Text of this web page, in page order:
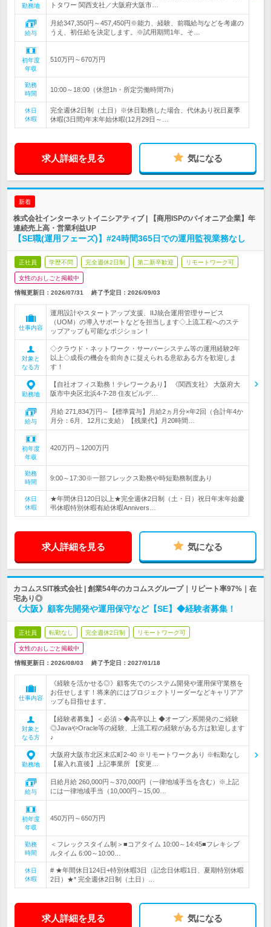
勤務地
トタワー 関西支社／大阪府大阪市…
給与
月給347,350円～457,450円※能力、経験、前職給与などを考慮の
うえ、初任給を決定します。※試用期間1年。そ…
初年度
年収
510万円～670万円
勤務
時間
10:00～18:00（休憩1h・所定労働時間7h）
休日
休暇
完全週休2日制（土日）※休日勤務した場合、代休あり祝日夏季
休暇(3日間)年末年始休暇(12月29日～…
求人詳細を見る 気になる
新着
株式会社インターネットイニシアティブ | 【商用ISPのパイオニア企業】年
連続売上高・営業利益UP
【SE職(運用フェーズ)】#24時間365日での運用監視業務なし
正社員 学歴不問 完全週休2日制 第二新卒歓迎 リモートワーク可
女性のおしごと掲載中
情報更新日：2026/07/31 終了予定日： 2026/09/03
仕事内容
運用設計やスタートアップ支援、IIJ統合運用管理サービス
（UOM）の導入サポートなどを担当します◇上流工程へのステ
ップアップも可能なポジション！
対象と
なる方
◇クラウド・ネットワーク・サーバーシステム等の運用経験2年
以上◇成長の機会を前向きに捉えられる意欲ある方を歓迎しま
す！
勤務地
【自社オフィス勤務！テレワークあり】 《関西支社》 大阪府大
阪市中央区北浜4-7-28 住友ビルデ…
給与
月給 271,834万円～【標準賞与】月給2ヵ月分×年2回（合計年4か
月分：6月、12月に支給）【残業代】月20時間…
初年度
年収
420万円～1200万円
勤務
時間
9:00～17:30※一部フレックス勤務や時短勤務制度あり
休日
休暇
★年間休日120日以上★完全週休2日制（土・日）祝日年末年始慶
弔休暇特別休暇有給休暇Annivers…
求人詳細を見る 気になる
カコムスSIT株式会社 | 創業54年のカコムスグループ｜リピート率97%｜在
宅あり◎
《大阪》顧客先開発や運用保守など【SE】◆経験者募集！
正社員 転勤なし 完全週休2日制 リモートワーク可
女性のおしごと掲載中
情報更新日：2026/08/03 終了予定日： 2027/01/18
仕事内容
《経験を活かせる◎》顧客先でのシステム開発や運用保守業務を
お任せします！将来的にはプロジェクトリーダーなどキャリアア
ップも目指せます。
対象と
なる方
【経験者募集】＜必須＞◆高卒以上 ◆オープン系開発のご経験
◎JavaやOracle等の経験、上流工程の経験がある方は歓迎します
♪
勤務地
大阪府大阪市北区末広町2-40 ※リモートワークあり ※転勤なし
【雇入れ直後】上記事業所 【変更…
給与
日給月給 260,000円～370,000円（一律地域手当を含む）※上記
には一律地域手当（10,000円～15,00…
初年度
年収
450万円～650万円
勤務
時間
＜フレックスタイム制＞■コアタイム 10:00～14:45■フレキシブ
ルタイム 6:00～10:00…
休日
休暇
# ★年間休日124日+特別休暇3日（記念日休暇1日、夏期特別休暇
2日）★* 完全週休2日制（土日）…
求人詳細を見る 気になる